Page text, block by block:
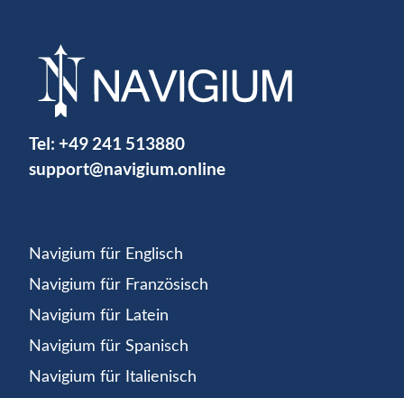
Tel: +49 241 513880
support@navigium.online
Navigium für Englisch
Navigium für Französisch
Navigium für Latein
Navigium für Spanisch
Navigium für Italienisch